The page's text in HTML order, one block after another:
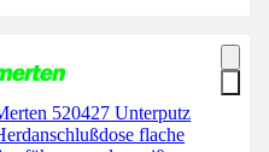
520427 Unterputz
flache